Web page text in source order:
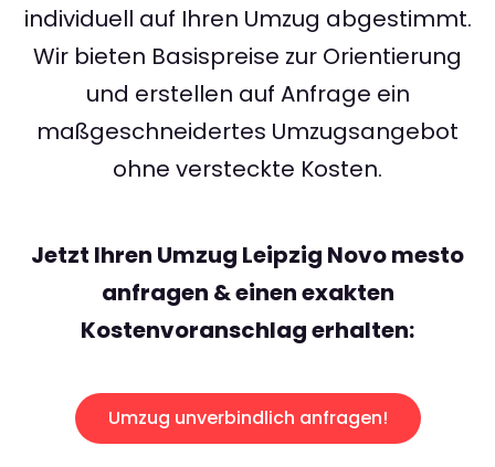
individuell auf Ihren Umzug abgestimmt.
Wir bieten Basispreise zur Orientierung
und erstellen auf Anfrage ein
maßgeschneidertes Umzugsangebot
ohne versteckte Kosten.
Jetzt Ihren Umzug Leipzig Novo mesto
anfragen & einen exakten
Kostenvoranschlag erhalten:
Umzug unverbindlich anfragen!